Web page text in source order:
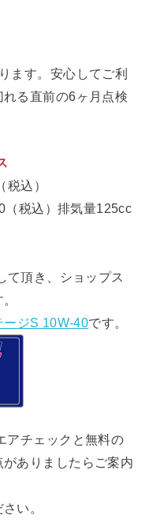
ます。安心してご利
る直前の6ヶ月点検
込）
税込）排気量125cc
て頂き、ショップス
ージS 10W-40です。
アチェックと無料の
ありましたらご案内
い。